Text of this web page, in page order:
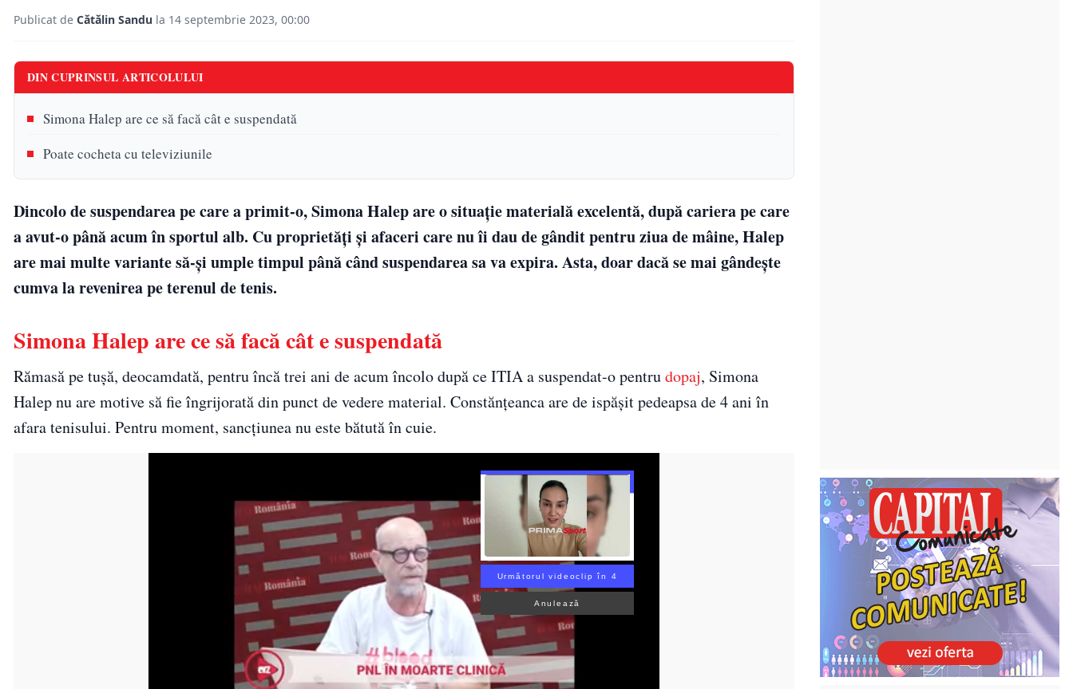
Publicat de Cătălin Sandu la 14 septembrie 2023, 00:00
DIN CUPRINSUL ARTICOLULUI
Simona Halep are ce să facă cât e suspendată
Poate cocheta cu televiziunile
Dincolo de suspendarea pe care a primit-o, Simona Halep are o situație materială excelentă, după cariera pe care
a avut-o până acum în sportul alb. Cu proprietăți și afaceri care nu îi dau de gândit pentru ziua de mâine, Halep
are mai multe variante să-și umple timpul până când suspendarea sa va expira. Asta, doar dacă se mai gândește
cumva la revenirea pe terenul de tenis.
Simona Halep are ce să facă cât e suspendată
Rămasă pe tușă, deocamdată, pentru încă trei ani de acum încolo după ce ITIA a suspendat-o pentrudopaj, Simona
Halep nu are motive să fie îngrijorată din punct de vedere material. Constănțeanca are de ispășit pedeapsa de 4 ani în
afara tenisului. Pentru moment, sancțiunea nu este bătută în cuie.
Următorul videoclip în 3
Anulează